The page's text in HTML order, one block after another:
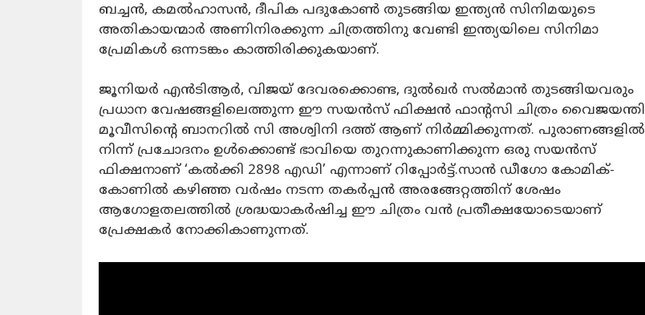
ബച്ചന്‍, കമല്‍ഹാസന്‍, ദീപിക പദുകോണ്‍ തുടങ്ങിയ ഇന്ത്യന്‍ സിനിമയുടെ
അതികായന്മാര്‍ അണിനിരക്കുന്ന ചിത്രത്തിനു വേണ്ടി ഇന്ത്യയിലെ സിനിമാ
പ്രേമികള്‍ ഒന്നടങ്കം കാത്തിരിക്കുകയാണ്.
ജൂനിയര്‍ എന്‍ടിആര്‍, വിജയ് ദേവരക്കൊണ്ട, ദുല്‍ഖര്‍ സല്‍മാന്‍ തുടങ്ങിയവരും
പ്രധാന വേഷങ്ങളിലെത്തുന്ന ഈ സയന്‍സ് ഫിക്ഷന്‍ ഫാന്റസി ചിത്രം വൈജയന്തി
മൂവീസിന്റെ ബാനറില്‍ സി അശ്വിനി ദത്ത് ആണ് നിര്‍മ്മിക്കുന്നത്. പുരാണങ്ങളില്‍
നിന്ന് പ്രചോദനം ഉള്‍ക്കൊണ്ട് ഭാവിയെ തുറന്നുകാണിക്കുന്ന ഒരു സയന്‍സ്
ഫിക്ഷനാണ് ‘കല്‍ക്കി 2898 എഡി’ എന്നാണ് റിപ്പോര്‍ട്ട്.സാന്‍ ഡീഗോ കോമിക്-
കോണില്‍ കഴിഞ്ഞ വര്‍ഷം നടന്ന തകര്‍പ്പന്‍ അരങ്ങേറ്റത്തിന് ശേഷം
ആഗോളതലത്തില്‍ ശ്രദ്ധയാകര്‍ഷിച്ച ഈ ചിത്രം വന്‍ പ്രതീക്ഷയോടെയാണ്
പ്രേക്ഷകര്‍ നോക്കികാണുന്നത്.